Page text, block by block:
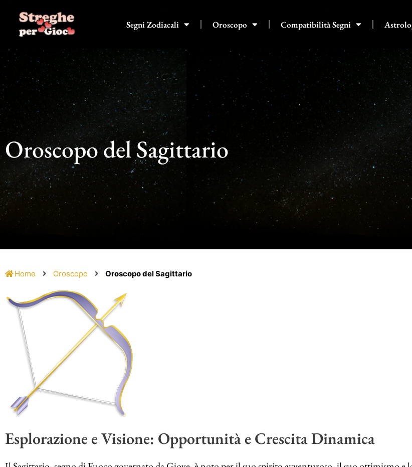
contenuto
Segni Zodiacali Oroscopo Compatibilità Segni
Oroscopo del Sagittario
Home Oroscopo Oroscopo del Sagittario
Esplorazione e Visione: Opportunità e Crescita Dinamica